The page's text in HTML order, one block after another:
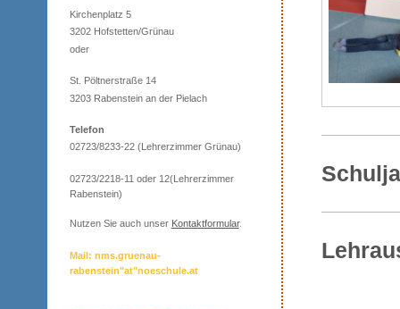
Kirchenplatz 5
3202 Hofstetten/Grünau
oder
St. Pöltnerstraße 14
3203 Rabenstein an der Pielach
Telefon
02723/8233-22 (Lehrerzimmer Grünau)
02723/2218-11 oder 12(Lehrerzimmer
Rabenstein)
Nutzen Sie auch unser Kontaktformular.
Mail: nms.gruenau-
rabenstein"at"noeschule.at